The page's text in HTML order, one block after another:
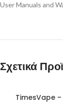
User Manuals and
Σχετικά
SOLD
TimesVape